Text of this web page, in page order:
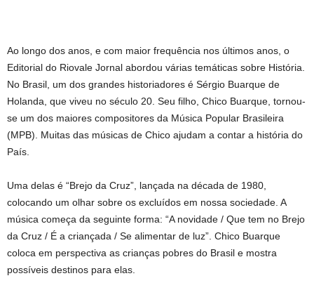
Ao longo dos anos, e com maior frequência nos últimos anos, o
Editorial do Riovale Jornal abordou várias temáticas sobre História.
No Brasil, um dos grandes historiadores é Sérgio Buarque de
Holanda, que viveu no século 20. Seu filho, Chico Buarque, tornou-
se um dos maiores compositores da Música Popular Brasileira
(MPB). Muitas das músicas de Chico ajudam a contar a história do
País.
Uma delas é “Brejo da Cruz”, lançada na década de 1980,
colocando um olhar sobre os excluídos em nossa sociedade. A
música começa da seguinte forma: “A novidade / Que tem no Brejo
da Cruz / É a criançada / Se alimentar de luz”. Chico Buarque
coloca em perspectiva as crianças pobres do Brasil e mostra
possíveis destinos para elas.